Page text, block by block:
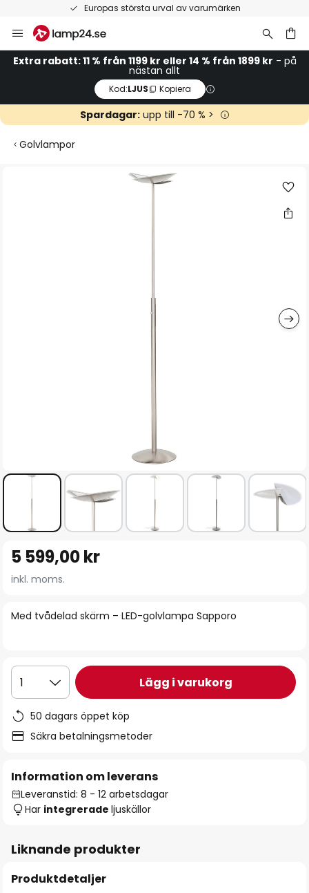
Europas största urval av varumärken
Hoppa
till
innehållet
Extra rabatt: 11 % från 1199 kr eller 14 % från 1899 kr - på
nästan allt
Kod:LJUS Kopiera
Spardagar:upp till -70 % >
Golvlampor
till
början
bildgalleriet
Med tvådelad skärm – LED-golvlampa Sapporo
5 599,00 kr
inkl. moms.
1 Lägg i varukorg
50 dagars öppet köp
Säkra betalningsmetoder
Information om leverans
Leveranstid: 8 - 12 arbetsdagar
Har integrerade ljuskällor
Liknande produkter
Produktdetaljer